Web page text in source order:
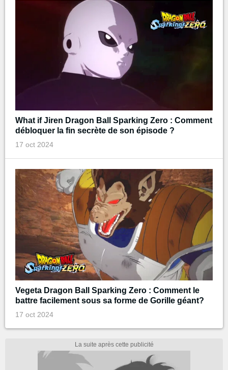
What if Jiren Dragon Ball Sparking Zero : Comment
débloquer la fin secrète de son épisode ?
17 oct 2024
Vegeta Dragon Ball Sparking Zero : Comment le
battre facilement sous sa forme de Gorille géant?
17 oct 2024